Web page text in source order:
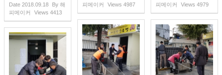
Date 2018.09.18 By 해
피메이커
Views 4413
피메이커
Views 4987
피메이커
Views 4979